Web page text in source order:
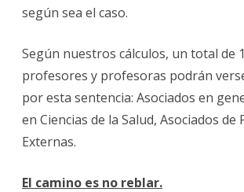
según sea el caso.
Según nuestros cálculos, un total de
profesores y profesoras podrán
por esta sentencia: Asociados en
en Ciencias de la Salud, Asociados de
Externas.
El camino es no reblar.